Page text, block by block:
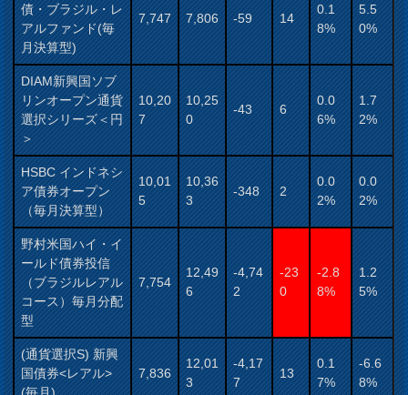
債・ブラジル・レ
アルファンド(毎
月決算型)
7,747 7,806 -59 14
0.1
8%
5.5
0%
DIAM新興国ソブ
リンオープン通貨
選択シリーズ＜円
＞
10,20
7
10,25
0
-43 6
0.0
6%
1.7
2%
HSBC インドネシ
ア債券オープン
（毎月決算型）
10,01
5
10,36
3
-348 2
0.0
2%
0.0
2%
野村米国ハイ・イ
ールド債券投信
（ブラジルレアル
コース）毎月分配
型
7,754
12,49
6
-4,74
2
-23
0
-2.8
8%
1.2
5%
(通貨選択S) 新興
国債券<レアル>
(毎月)
7,836
12,01
3
-4,17
7
13
0.1
7%
-6.6
8%